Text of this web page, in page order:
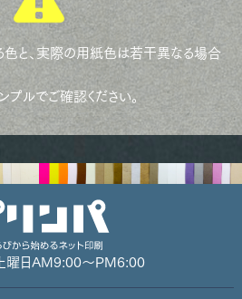
と、実際の用紙色は若干異なる場合
ルでご確認ください。
曜日 AM9:00～PM6:00